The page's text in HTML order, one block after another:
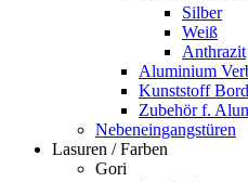
Silber
Weiß
Anthrazit
Aluminium
Kunststoff
Zubehör f.
Nebeneingangstüren
Lasuren / Farben
Gori